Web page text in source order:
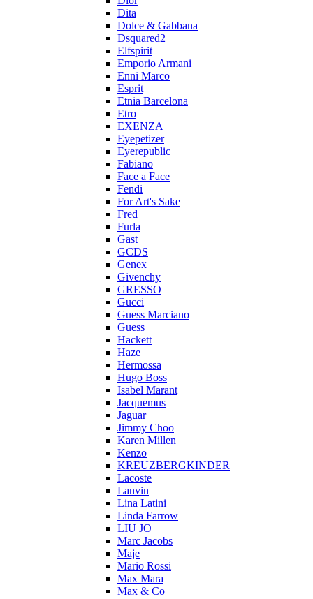
Dita
Dolce & Gabbana
Dsquared2
Elfspirit
Emporio Armani
Enni Marco
Esprit
Etnia Barcelona
Etro
EXENZA
Eyepetizer
Eyerepublic
Fabiano
Face a Face
Fendi
For Art's Sake
Fred
Furla
Gast
GCDS
Genex
Givenchy
GRESSO
Gucci
Guess Marciano
Guess
Hackett
Haze
Hermossa
Hugo Boss
Isabel Marant
Jacquemus
Jaguar
Jimmy Choo
Karen Millen
Kenzo
KREUZBERGKINDER
Lacoste
Lanvin
Lina Latini
Linda Farrow
LIU JO
Marc Jacobs
Maje
Mario Rossi
Max Mara
Max & Co